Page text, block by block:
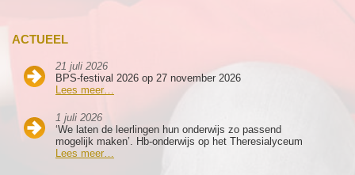
ACTUEEL
21 juli 2026
BPS-festival 2026 op 27 november 2026
Lees meer…
1 juli 2026
‘We laten de leerlingen hun onderwijs zo passend
mogelijk maken’. Hb-onderwijs op het Theresialyceum
Lees meer…